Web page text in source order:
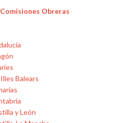
Obreras
Balears
y León